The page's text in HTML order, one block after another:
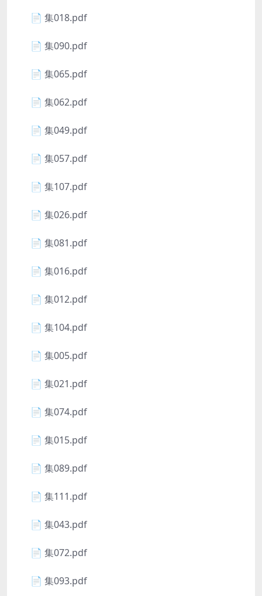
📄 集018.pdf
📄 集090.pdf
📄 集065.pdf
📄 集062.pdf
📄 集049.pdf
📄 集057.pdf
📄 集107.pdf
📄 集026.pdf
📄 集081.pdf
📄 集016.pdf
📄 集012.pdf
📄 集104.pdf
📄 集005.pdf
📄 集021.pdf
📄 集074.pdf
📄 集015.pdf
📄 集089.pdf
📄 集111.pdf
📄 集043.pdf
📄 集072.pdf
📄 集093.pdf